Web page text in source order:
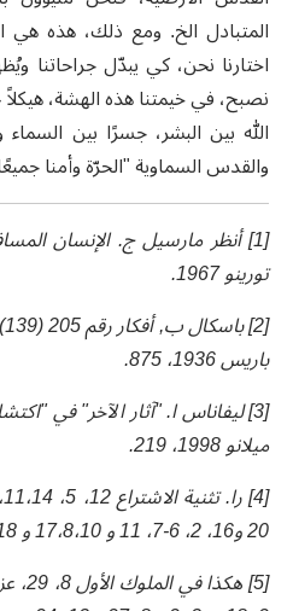
المتبادل الخ. ومع ذلك، هذه هي
اختارنا نحن، كي يبدّل جراحاتنا
نصبح، في خيمتنا هذه الهشة،
الله بين البشر، جسرًا بين
والقدس السماوية "الحرّة وأمنا جميعًا"
[1] أنظر مارسيل ج. الإنسان
تورينو 1967.
باريس 1936، 875.
[3] ليفاناس ا. "آثار الآخر" في
ميلانو 1998، 219.
20 و16، 2، 6-7، 11 و 17،8،10 و 18، 6 و 26، 2.